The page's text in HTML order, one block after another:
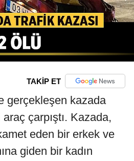
TAKİP ET
gerçekleşen kazada
çarpıştı. Kazada,
eden bir erkek ve
giden bir kadın